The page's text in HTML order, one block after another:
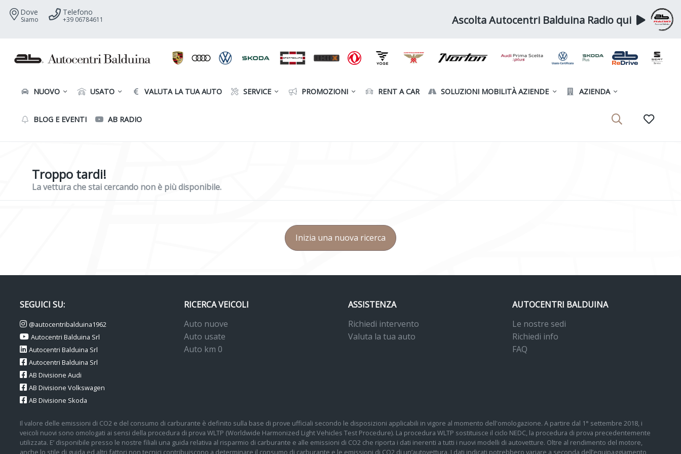
Dove
Siamo
Telefono
+39 06784611 Ascolta Autocentri Balduina Radio qui
NUOVO USATO VALUTA LA TUA AUTO SERVICE PROMOZIONI RENT A CAR SOLUZIONI MOBILITÀ AZIENDE AZIENDA
BLOG E EVENTI AB RADIO
Troppo tardi!
La vettura che stai cercando non è più disponibile.
Inizia una nuova ricerca
SEGUICI SU:
@autocentribalduina1962
Autocentri Balduina Srl
Autocentri Balduina Srl
Autocentri Balduina Srl
AB Divisione Audi
AB Divisione Volkswagen
AB Divisione Skoda
RICERCA VEICOLI
Auto nuove
Auto usate
Auto km 0
ASSISTENZA
Richiedi intervento
Valuta la tua auto
AUTOCENTRI BALDUINA
Le nostre sedi
Richiedi info
FAQ
Il valore delle emissioni di CO2 e del consumo di carburante è definito sulla base di prove ufficiali secondo le disposizioni applicabili in vigore al momento dell'omologazione. A partire dal 1° settembre 2018, i
veicoli nuovi sono omologati ai sensi della procedura di prova WLTP (Worldwide Harmonized Light Vehicles Test Procedure). La procedura WLTP sostituisce il ciclo NEDC, la procedura di prova precedentemente
utilizzata. E’ disponibile presso le nostre filiali una guida relativa al risparmio di carburante e alle emissioni di CO2 che riporta i dati inerenti a tutti i nuovi modelli di autovetture. Oltre al rendimento del motore,
anche lo stile di guida ed altri fattori non tecnici contribuiscono a determinare il consumo di carburante e le emissioni di CO2 di un’autovettura. I dati indicati potrebbero variare a seconda dell’equipaggiamento